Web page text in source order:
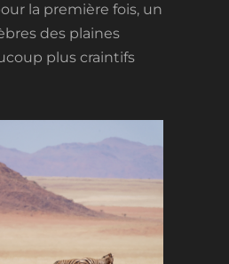
la première fois, un
des plaines
plus craintifs